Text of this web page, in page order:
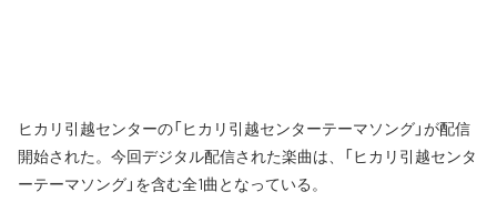
ヒカリ引越センターの「ヒカリ引越センターテーマソング」が配信
開始された。今回デジタル配信された楽曲は、「ヒカリ引越センタ
ーテーマソング」を含む全1曲となっている。